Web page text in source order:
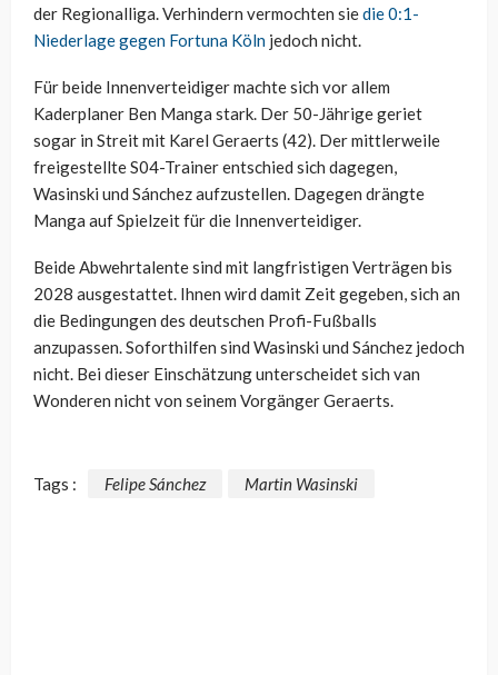
der Regionalliga. Verhindern vermochten siedie 0:1-
Niederlage gegen Fortuna Köln jedoch nicht.
Für beide Innenverteidiger machte sich vor allem
Kaderplaner Ben Manga stark. Der 50-Jährige geriet
sogar in Streit mit Karel Geraerts (42). Der mittlerweile
freigestellte S04-Trainer entschied sich dagegen,
Wasinski und Sánchez aufzustellen. Dagegen drängte
Manga auf Spielzeit für die Innenverteidiger.
Beide Abwehrtalente sind mit langfristigen Verträgen bis
2028 ausgestattet. Ihnen wird damit Zeit gegeben, sich an
die Bedingungen des deutschen Profi-Fußballs
anzupassen. Soforthilfen sind Wasinski und Sánchez jedoch
nicht. Bei dieser Einschätzung unterscheidet sich van
Wonderen nicht von seinem Vorgänger Geraerts.
Tags : Felipe Sánchez Martin Wasinski